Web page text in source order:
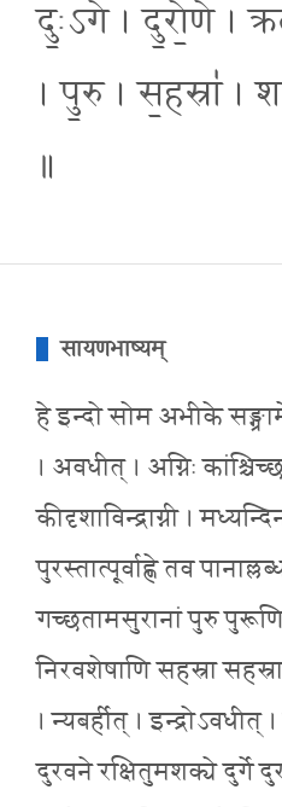
दुः॒ऽगे । दु॒रो॒णे ।
। पु॒रु । स॒हस्रा॑ ।
॥
सायणभाष्यम्
हे इन्दो सोम अभीके
। अवधीत् । अग्निः
कीदृशाविन्द्राग्नी ।
पुरस्तात्पूर्वाह्णे तव
गच्छतामसुरानां पुरु पुरूणि
निरवशेषाणि सहस्रा
। न्यबर्हीत् । इन्द्रोऽवधीत्
दुरवने रक्षितुमशक्ये दुर्गे